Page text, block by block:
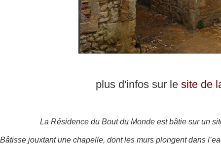
plus d'infos sur le site de
La Résidence du Bout du Monde est bâtie sur un
Bâtisse jouxtant une chapelle, dont les murs plongent dans